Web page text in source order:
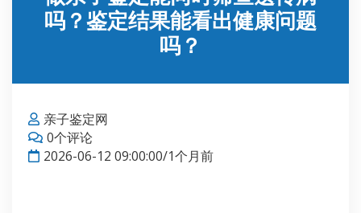
吗？鉴定结果能看出健康问题
吗？
亲子鉴定网
0个评论
2026-06-12 09:00:00/1个月前